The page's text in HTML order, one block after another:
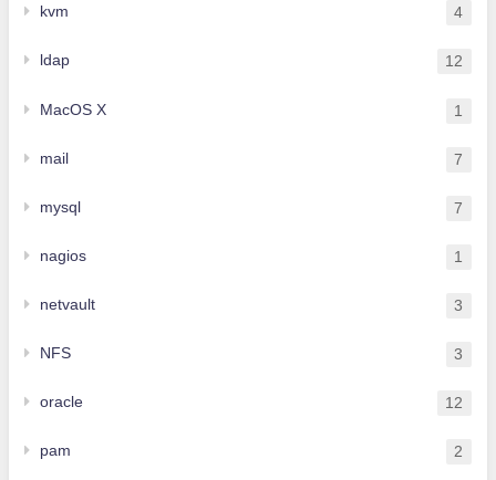
kvm 4
ldap 12
MacOS X 1
mail 7
mysql 7
nagios 1
netvault 3
NFS 3
oracle 12
pam 2